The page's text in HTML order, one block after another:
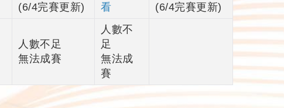
(6/4完賽更新)
看
(6/4完賽更新)
人數不足
無法成賽
人數不
足
無法成
賽